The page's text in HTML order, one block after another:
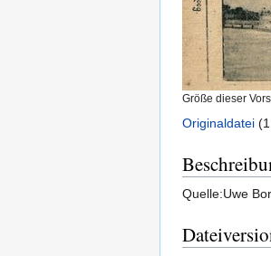
Größe dieser
Originaldatei
Quelle:Uwe